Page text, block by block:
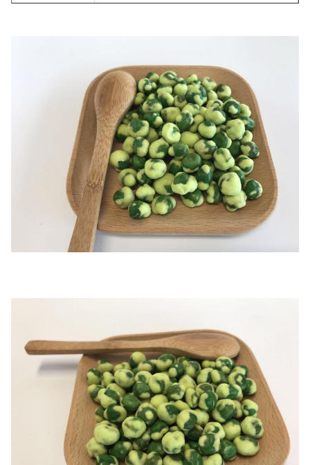
E102, E133
बीआरसी, एचएसीसीपी (आईएसओ 22000), हलाल,
उपलब्ध।
1X20'FCL
डिलीवरी का समय: 30 दिनों के भीतर (लोडिंग पोर्ट के लिए: शंघाई, चीन)
भुगतान की शर्तें: टी/टी, एल/सी
उपलब्ध